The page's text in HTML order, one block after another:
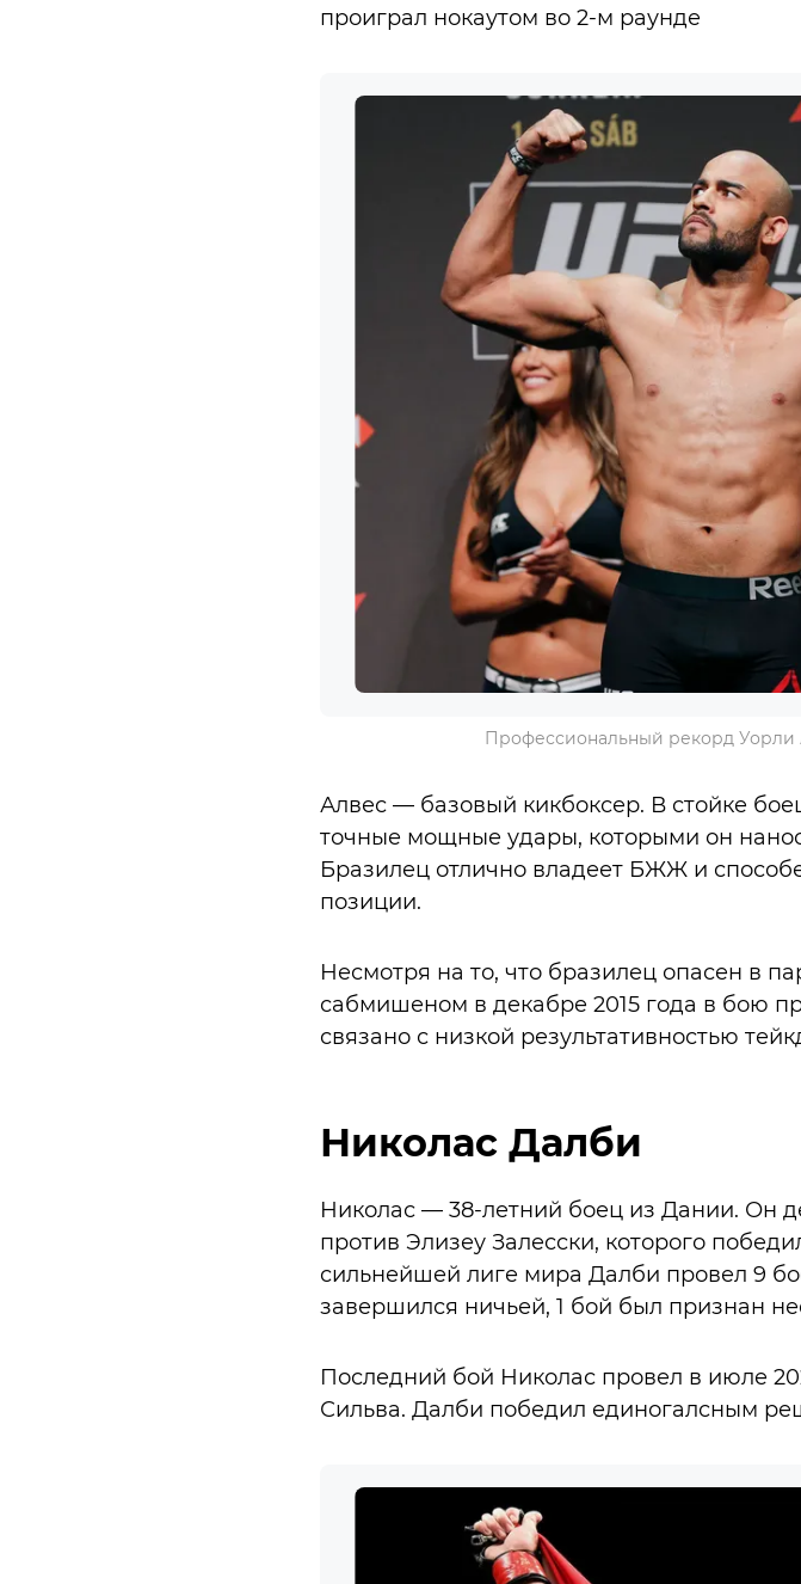
проиграл нокаутом во 2-м раунде
Профессиональный рекорд Уорли
Алвес — базовый кикбоксер. В стойке
точные мощные удары, которыми он
Бразилец отлично владеет БЖЖ и
позиции.
Несмотря на то, что бразилец опасен в
сабмишеном в декабре 2015 года в бою
связано с низкой результативностью
Николас Далби
Николас — 38-летний боец из Дании. Он
против Элизеу Залесски, которого
сильнейшей лиге мира Далби провел 9
завершился ничьей, 1 бой был признан
Последний бой Николас провел в июле
Сильва. Далби победил единогалсным